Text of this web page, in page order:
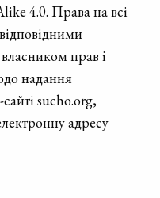
4.0. Права на всі
прав і
надання
sucho.org,
адресу